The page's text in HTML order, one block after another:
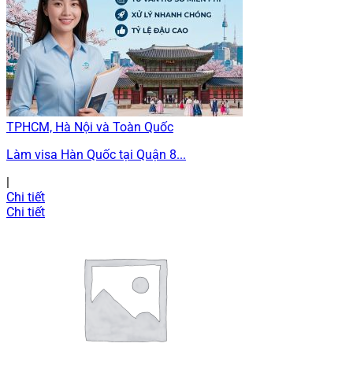
TPHCM, Hà Nội và Toàn Quốc
Làm visa Hàn Quốc tại Quận 8...
Chi tiết
Chi tiết